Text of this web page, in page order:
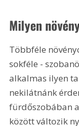
Milyen
Többféle
sokféle -
alkalmas ilyen
nekilátnánk
fürdőszobában
között változik